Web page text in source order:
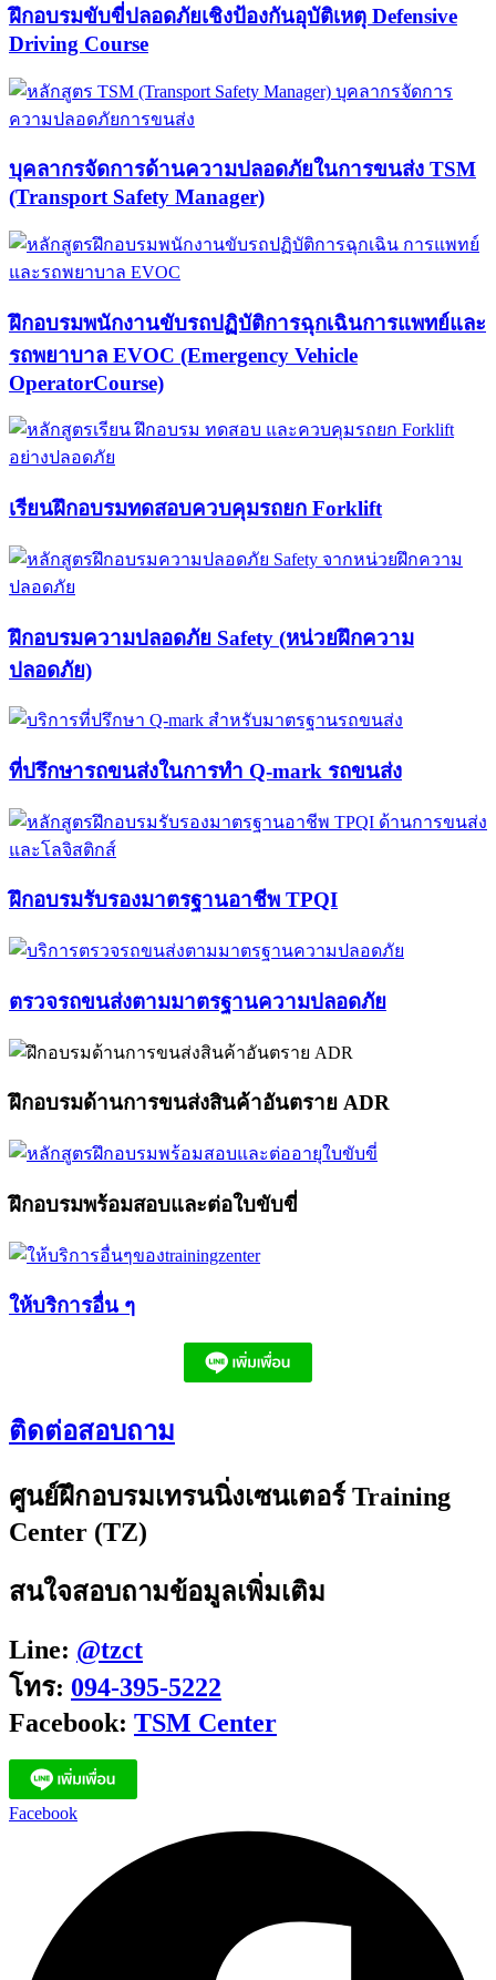
ฝึกอบรมขับขี่ปลอดภัยเชิงป้องกันอุบัติเหตุ Defensive
Driving Course​
บุคลากรจัดการด้านความปลอดภัยในการขนส่ง TSM
(Transport Safety Manager)
ฝึกอบรมพนักงานขับรถปฏิบัติการฉุกเฉินการแพทย์และ
รถพยาบาล EVOC (Emergency Vehicle
OperatorCourse)
เรียนฝึกอบรมทดสอบควบคุมรถยก Forklift​
ฝึกอบรมความปลอดภัย Safety (หน่วยฝึกความ
ปลอดภัย)
ที่ปรึกษารถขนส่งในการทำ Q-mark รถขนส่ง​​
ฝึกอบรมรับรองมาตรฐานอาชีพ TPQI​
ตรวจรถขนส่งตามมาตรฐานความปลอดภัย​
ฝึกอบรมด้านการขนส่งสินค้าอันตราย ADR​
ฝึกอบรมพร้อมสอบและต่อใบขับขี่​
ให้บริการอื่น ๆ​
ติดต่อสอบถาม
ศูนย์ฝึกอบรมเทรนนิ่งเซนเตอร์ Training
Center (TZ)
สนใจสอบถามข้อมูลเพิ่มเติม
Line: @tzct
โทร: 094-395-5222
Facebook: TSM Center
Facebook